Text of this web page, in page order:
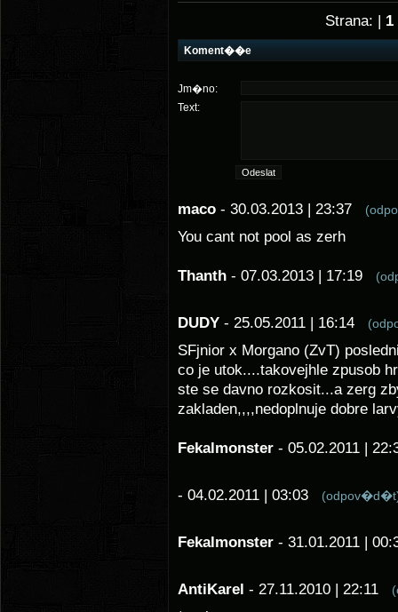
Strana: | 1
Koment��e
Jm�no:
Text:
maco - 30.03.2013 | 23:37
You cant not pool as zerh
Thanth - 07.03.2013 | 17:19
DUDY - 25.05.2011 | 16:14
SFjnior x Morgano (ZvT)
co je utok....takovejhle zpusob
ste se davno rozkosit...a zerg
zakladen,,,,nedoplnuje dobre
Fekalmonster - 05.02.2011 |
- 04.02.2011 | 03:03
Fekalmonster - 31.01.2011 |
AntiKarel - 27.11.2010 | 22:11